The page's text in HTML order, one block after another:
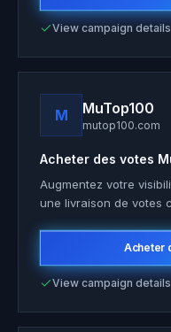
View campaign details
M MuTop100
mutop100.com
Acheter des votes
Augmentez votre
une livraison de votes
Acheter
View campaign details